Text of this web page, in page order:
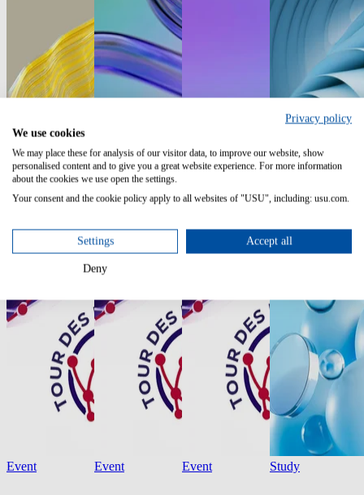
On Demand
Webinaire SAM
Live Webinar
Gestion des
licences SAP -
On Demand
Gestion des
conformité aux
optimisations
Artikel
Comment choisir
un fournisseur
Event Event Event Study
Privacy policy
We use cookies
We may place these for analysis of our visitor data, to improve our website, show
personalised content and to give you a great website experience. For more information
about the cookies we use open the settings.
Your consent and the cookie policy apply to all websites of "USU", including: usu.com.
Settings Accept all
Deny